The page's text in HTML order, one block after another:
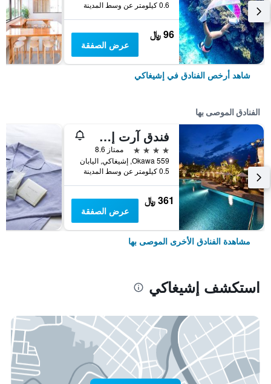
0.6 كيلومتر عن وسط المدينة
96 ﷼
عرض الصفقة
شاهد أرخص الفنادق في إشيغاكي
الفنادق الموصى بها
فندق آرت إشيغاكيجيما
4 نجوم
ممتاز 8.6
559 Okawa, إشيغاكي, اليابان
0.5 كيلومتر عن وسط المدينة
361 ﷼
عرض الصفقة
مشاهدة الفنادق الأخرى الموصى بها
استكشف إشيغاكي